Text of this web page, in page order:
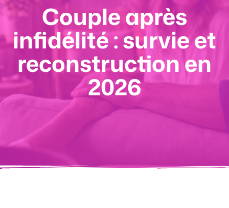
Couple après
infidélité : survie et
reconstruction en
2026